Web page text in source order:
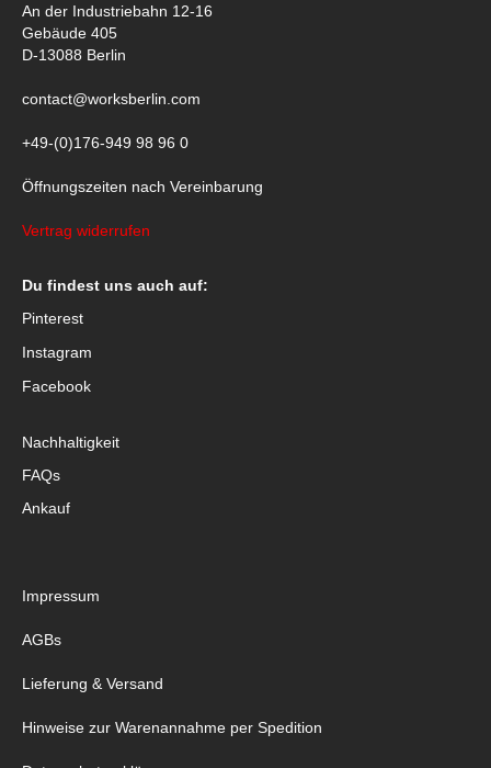
Vintage Fabriklampen no. 175
An der Industriebahn 12-16
Gebäude 405
D-13088 Berlin
contact@worksberlin.com
+49-(0)176-949 98 96 0
Öffnungszeiten nach Vereinbarung
Vertrag widerrufen
Du findest uns auch auf:
Pinterest
Instagram
Facebook
Nachhaltigkeit
FAQs
Ankauf
Impressum
AGBs
Lieferung & Versand
Hinweise zur Warenannahme per Spedition